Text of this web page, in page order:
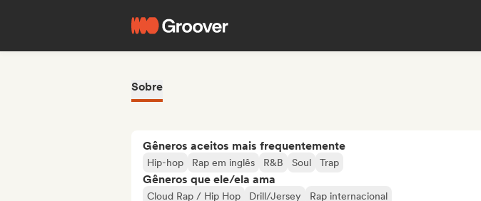
Sobre
Gêneros aceitos mais frequentemente
Hip-hop Rap em inglês R&B Soul Trap
Gêneros que ele/ela ama
Cloud Rap / Hip Hop Drill/Jersey Rap internacional